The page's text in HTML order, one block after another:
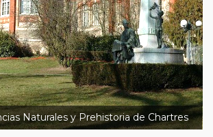
Naturales y Prehistoria de Chartres